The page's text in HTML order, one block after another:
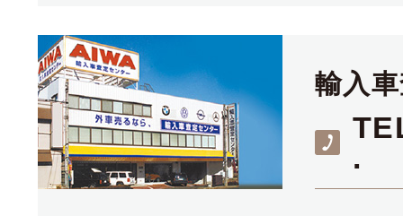
輸入
.